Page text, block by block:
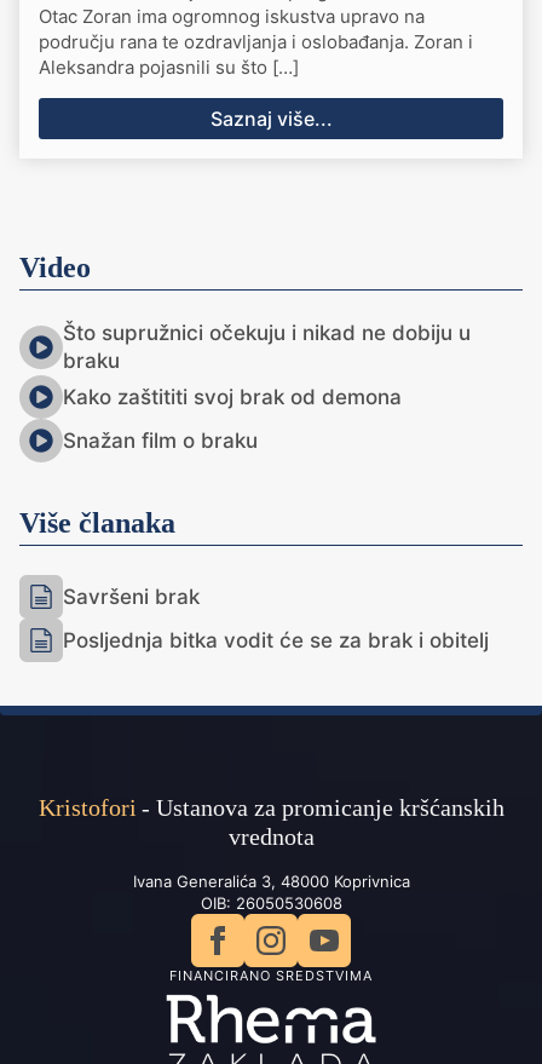
Otac Zoran ima ogromnog iskustva upravo na
području rana te ozdravljanja i oslobađanja. Zoran i
Aleksandra pojasnili su što […]
Saznaj više...
Video
Što supružnici očekuju i nikad ne dobiju u
braku
Kako zaštititi svoj brak od demona
Snažan film o braku
Više članaka
Savršeni brak
Posljednja bitka vodit će se za brak i obitelj
Kristofori - Ustanova za promicanje kršćanskih
vrednota
Ivana Generalića 3, 48000 Koprivnica
OIB: 26050530608
FINANCIRANO SREDSTVIMA